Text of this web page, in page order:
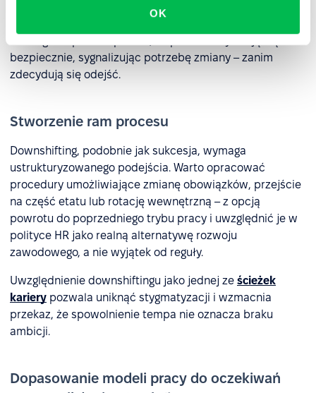
OK
przygotowanie managerów, umiejących zadbać o
bezpiecznie, sygnalizując potrzebę zmiany – zanim
zdecydują się odejść.
Stworzenie ram procesu
Downshifting, podobnie jak sukcesja, wymaga
ustrukturyzowanego podejścia. Warto opracować
procedury umożliwiające zmianę obowiązków, przejście
na część etatu lub rotację wewnętrzną – z opcją
powrotu do poprzedniego trybu pracy i uwzględnić je w
polityce HR jako realną alternatywę rozwoju
zawodowego, a nie wyjątek od reguły.
Uwzględnienie downshiftingu jako jednej ze ścieżek
kariery pozwala uniknąć stygmatyzacji i wzmacnia
przekaz, że spowolnienie tempa nie oznacza braku
ambicji.
Dopasowanie modeli pracy do oczekiwań